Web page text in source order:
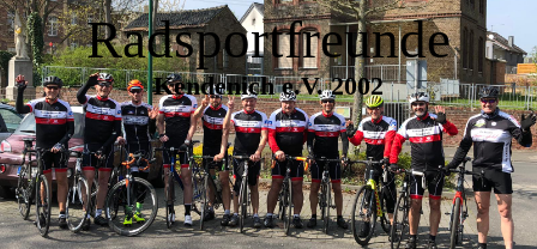
Radsportfreunde
Kendenich e.V. 2002